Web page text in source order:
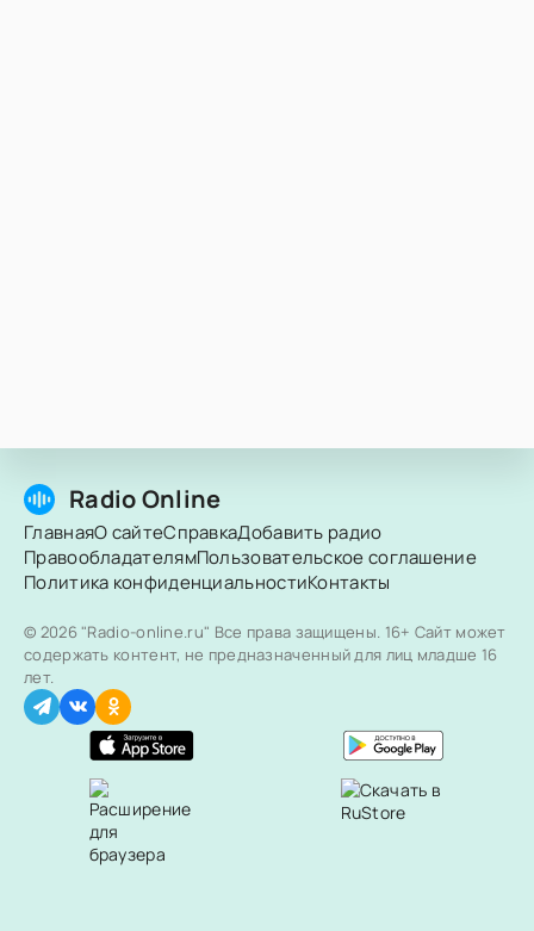
Radio Online
ГлавнаяО сайтеСправкаДобавить радио
ПравообладателямПользовательское соглашение
Политика конфиденциальностиКонтакты
© 2026 "Radio-online.ru" Все права защищены. 16+ Сайт может
содержать контент, не предназначенный для лиц младше 16
лет.